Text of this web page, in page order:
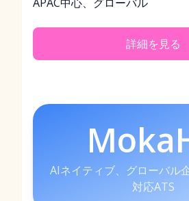
詳細を見る
AIネイティブ、グローバル
対応ATS